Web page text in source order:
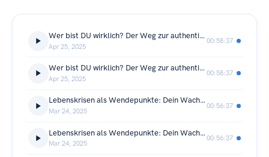
Wer bist DU wirklich? Der Weg zur authentischen Selbstentfaltung
Apr 25, 2025
00:58:37
Wer bist DU wirklich? Der Weg zur authentischen Selbstentfaltung
Apr 25, 2025
00:58:37
Lebenskrisen als Wendepunkte: Dein Wachstum beginnt jetzt
Mar 24, 2025
00:56:37
Lebenskrisen als Wendepunkte: Dein Wachstum beginnt jetzt
Mar 24, 2025
00:56:37